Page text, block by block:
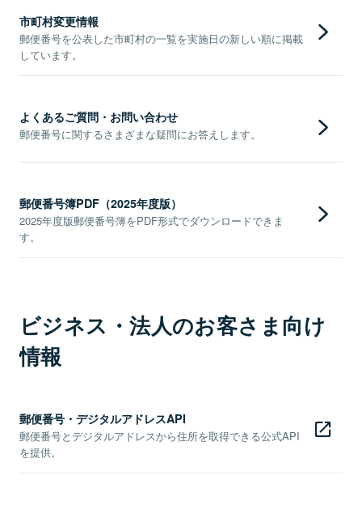
市町村変更情報
郵便番号を公表した市町村の一覧を実施日の新しい順に掲載
しています。
よくあるご質問・お問い合わせ
郵便番号に関するさまざまな疑問にお答えします。
郵便番号簿PDF（2025年度版）
2025年度版郵便番号簿をPDF形式でダウンロードできま
す。
ビジネス・法人のお客さま向け
情報
郵便番号・デジタルアドレスAPI
郵便番号とデジタルアドレスから住所を取得できる公式API
を提供。